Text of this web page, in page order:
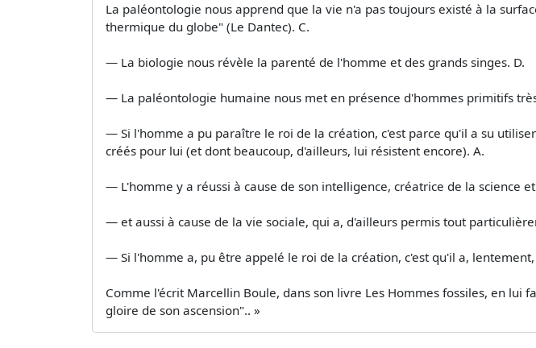
La paléontologie nous apprend que la vie n'a pas toujours existé à la
thermique du globe" (Le Dantec). C.
— La biologie nous révèle la parenté de l'homme et des grands singes. D.
— La paléontologie humaine nous met en présence d'hommes primitifs
— Si l'homme a pu paraître le roi de la création, c'est parce qu'il a su
créés pour lui (et dont beaucoup, d'ailleurs, lui résistent encore). A.
— L'homme y a réussi à cause de son intelligence, créatrice de la science
— et aussi à cause de la vie sociale, qui a, d'ailleurs permis tout
— Si l'homme a, pu être appelé le roi de la création, c'est qu'il a,
Comme l'écrit Marcellin Boule, dans son livre Les Hommes fossiles, en
gloire de son ascension".. »